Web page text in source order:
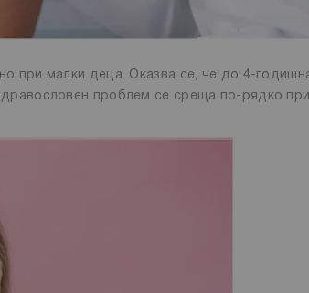
при малки деца. Оказва се, че до 4-
проблем се среща по-рядко